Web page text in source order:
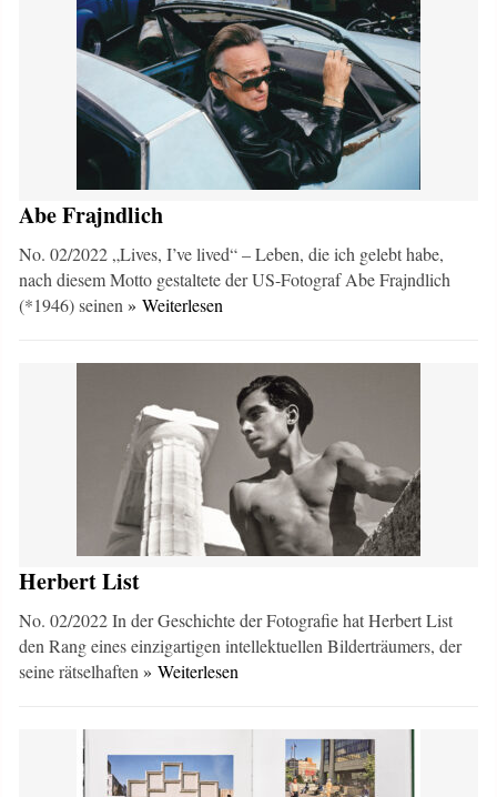
Abe Frajndlich
No. 02/2022 „Lives, I’ve lived“ – Leben, die ich gelebt habe,
nach diesem Motto gestaltete der US-Fotograf Abe Frajndlich
(*1946) seinen» Weiterlesen
Herbert List
No. 02/2022 In der Geschichte der Fotografie hat Herbert List
den Rang eines einzigartigen intellektuellen Bilderträumers, der
seine rätselhaften» Weiterlesen